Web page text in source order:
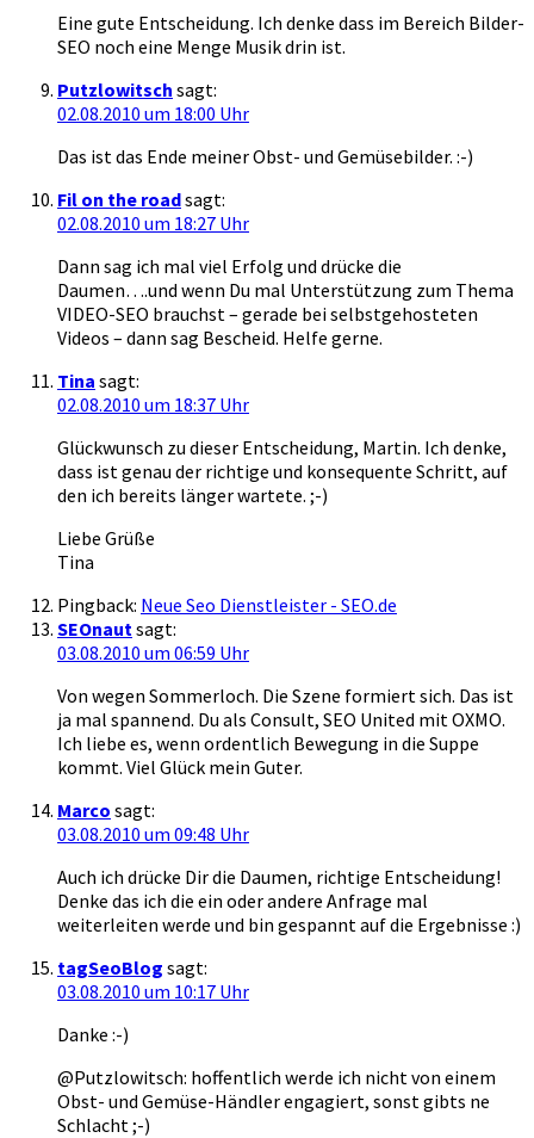
Eine gute Entscheidung. Ich denke dass im Bereich Bilder-
SEO noch eine Menge Musik drin ist.
Putzlowitsch sagt:
02.08.2010 um 18:00 Uhr
Das ist das Ende meiner Obst- und Gemüsebilder. :-)
Fil on the roadsagt:
02.08.2010 um 18:27 Uhr
Dann sag ich mal viel Erfolg und drücke die
Daumen….und wenn Du mal Unterstützung zum Thema
VIDEO-SEO brauchst – gerade bei selbstgehosteten
Videos – dann sag Bescheid. Helfe gerne.
Tina sagt:
02.08.2010 um 18:37 Uhr
Glückwunsch zu dieser Entscheidung, Martin. Ich denke,
dass ist genau der richtige und konsequente Schritt, auf
den ich bereits länger wartete. ;-)
Liebe Grüße
Tina
Pingback: Neue Seo Dienstleister - SEO.de
SEOnaut sagt:
03.08.2010 um 06:59 Uhr
Von wegen Sommerloch. Die Szene formiert sich. Das ist
ja mal spannend. Du als Consult, SEO United mit OXMO.
Ich liebe es, wenn ordentlich Bewegung in die Suppe
kommt. Viel Glück mein Guter.
Marco sagt:
03.08.2010 um 09:48 Uhr
Auch ich drücke Dir die Daumen, richtige Entscheidung!
Denke das ich die ein oder andere Anfrage mal
weiterleiten werde und bin gespannt auf die Ergebnisse :)
tagSeoBlog sagt:
03.08.2010 um 10:17 Uhr
Danke :-)
@Putzlowitsch: hoffentlich werde ich nicht von einem
Obst- und Gemüse-Händler engagiert, sonst gibts ne
Schlacht ;-)